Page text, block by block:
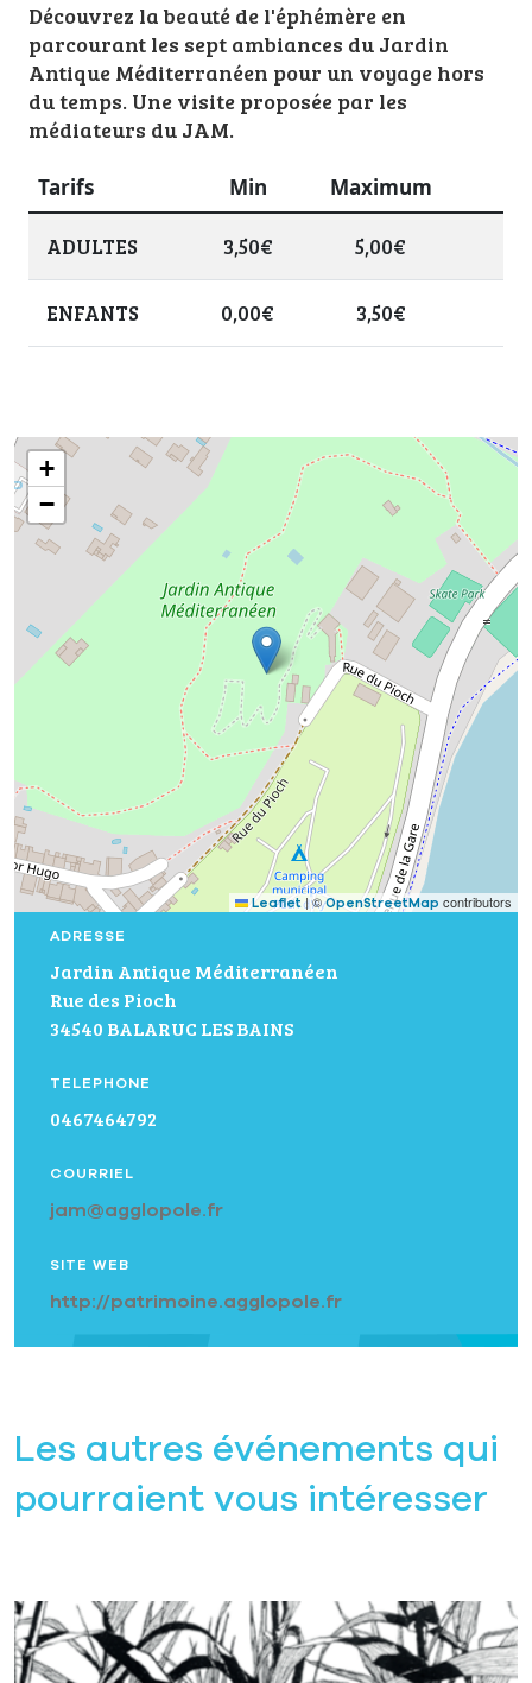
Découvrez la beauté de l'éphémère en
parcourant les sept ambiances du Jardin
Antique Méditerranéen pour un voyage hors
du temps. Une visite proposée par les
médiateurs du JAM.
Tarifs Min Maximum
ADULTES 3,50€ 5,00€
ENFANTS 0,00€ 3,50€
ADRESSE
Jardin Antique Méditerranéen
Rue des Pioch
34540 BALARUC LES BAINS
TELEPHONE
0467464792
COURRIEL
jam@agglopole.fr
SITE WEB
http://patrimoine.agglopole.fr
+
−
Leaflet |©OpenStreetMap contributors
Les autres événements qui
pourraient vous intéresser